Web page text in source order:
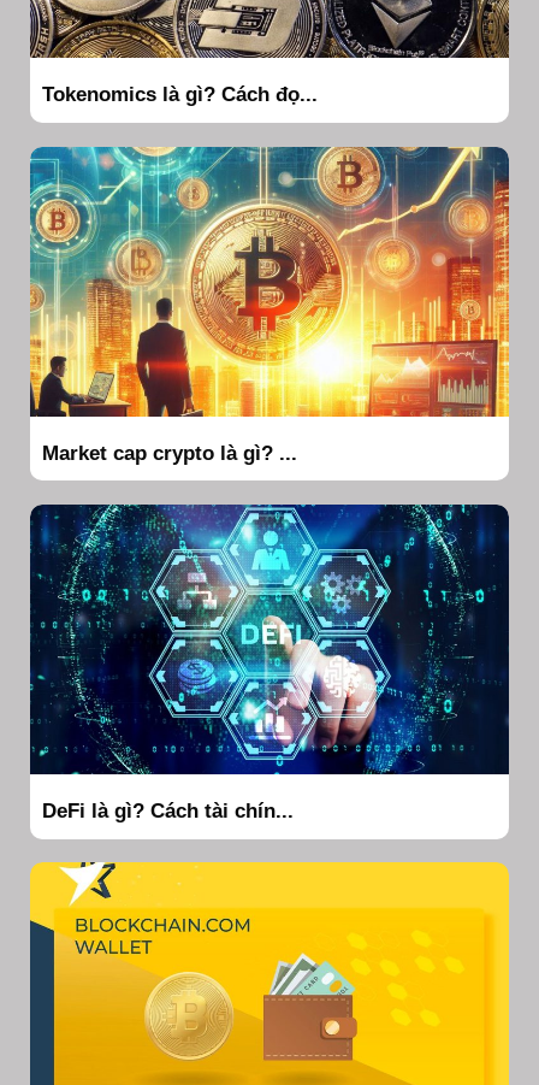
Tokenomics là gì? Cách đọ...
Market cap crypto là gì? ...
DeFi là gì? Cách tài chín...